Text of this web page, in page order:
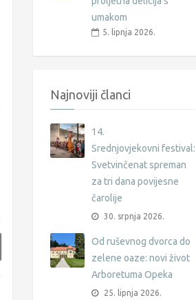
umakom
5. lipnja 2026.
Najnoviji članci
14.
Srednjovjekovni festival:
Svetvinčenat spreman
za tri dana povijesne
čarolije
30. srpnja 2026.
Od ruševnog dvorca do
zelene oaze: novi život
Arboretuma Opeka
25. lipnja 2026.